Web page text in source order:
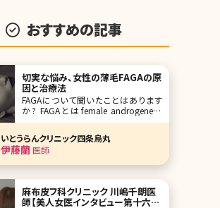
おすすめの記事
切実な悩み、女性の薄毛FAGAの原
因と治療法
FAGAについて聞いたことはあります
か? FAGAとはfemale androgenetic
alopeciaの頭文字をとったもので女性
の薄毛の総称です。また最近では同様
の意味でFPHL（female pattern hair
loss）と呼ばれることもあります。 美容
クリニックで働いていると薄
いとうらんクリニック四条烏丸
伊藤蘭医師
麻布皮フ科クリニック 川嶋千朗医
師【美人女医インタビュー第十六